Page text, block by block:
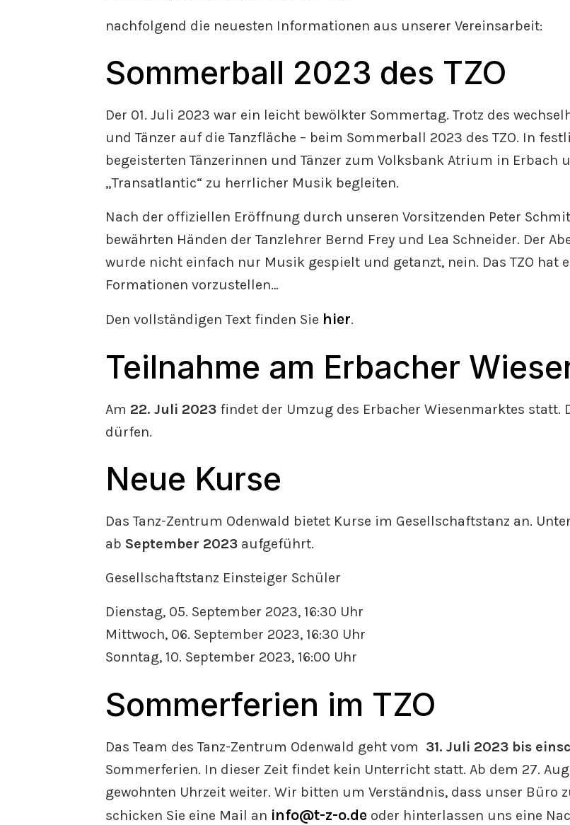
nachfolgend die neuesten Informationen aus unserer Vereinsarbeit:
Sommerball 2023 des TZO
Der 01. Juli 2023 war ein leicht bewölkter Sommertag. Trotz des
und Tänzer auf die Tanzfläche – beim Sommerball 2023 des TZO. In
begeisterten Tänzerinnen und Tänzer zum Volksbank Atrium in Erbach
„Transatlantic“ zu herrlicher Musik begleiten.
Nach der offiziellen Eröffnung durch unseren Vorsitzenden Peter
bewährten Händen der Tanzlehrer Bernd Frey und Lea Schneider. Der
wurde nicht einfach nur Musik gespielt und getanzt, nein. Das TZO hat
Formationen vorzustellen…
Den vollständigen Text finden Sie hier.
Teilnahme am Erbacher
Am 22. Juli 2023 findet der Umzug des Erbacher Wiesenmarktes statt.
dürfen.
Neue Kurse
Das Tanz-Zentrum Odenwald bietet Kurse im Gesellschaftstanz an.
ab September 2023 aufgeführt.
Gesellschaftstanz Einsteiger Schüler
Dienstag, 05. September 2023, 16:30 Uhr
Mittwoch, 06. September 2023, 16:30 Uhr
Sonntag, 10. September 2023, 16:00 Uhr
Sommerferien im TZO
Das Team des Tanz-Zentrum Odenwald geht vom 31. Juli 2023 bis
Sommerferien. In dieser Zeit findet kein Unterricht statt. Ab dem 27.
gewohnten Uhrzeit weiter. Wir bitten um Verständnis, dass unser Büro
schicken Sie eine Mail an info@t-z-o.de oder hinterlassen uns eine